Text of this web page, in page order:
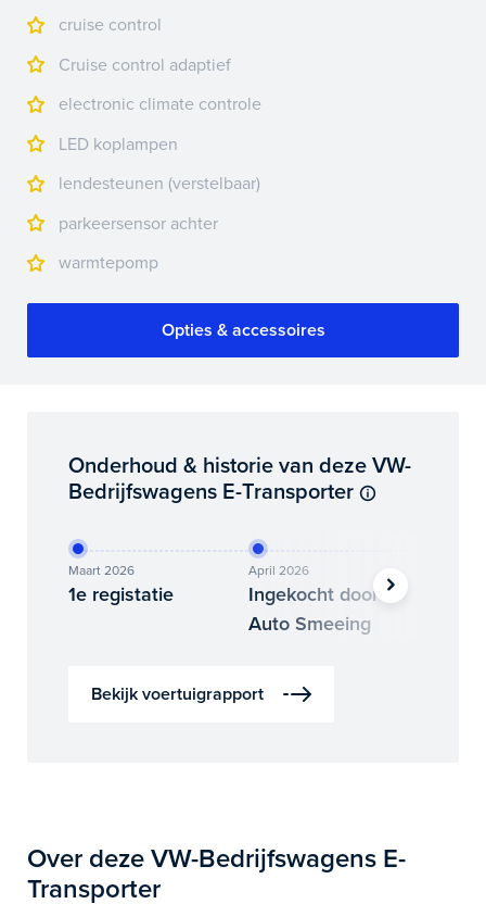
cruise control
Cruise control adaptief
electronic climate controle
LED koplampen
lendesteunen (verstelbaar)
parkeersensor achter
warmtepomp
Opties & accessoires
Onderhoud & historie van deze VW-
Bedrijfswagens E-Transporter
Maart 2026
1e registatie
April 2026
Ingekocht door
Auto Smeeing
Bekijk voertuigrapport
Over deze VW-Bedrijfswagens E-
Transporter